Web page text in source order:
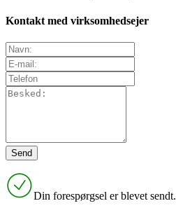
Kontakt med virksomhedsejer
Din forespørgsel er blevet sendt.